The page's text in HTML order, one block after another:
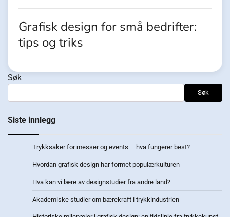
Grafisk design for små bedrifter:
tips og triks
Søk
Søk
Siste innlegg
Trykksaker for messer og events – hva fungerer best?
Hvordan grafisk design har formet populærkulturen
Hva kan vi lære av designstudier fra andre land?
Akademiske studier om bærekraft i trykkindustrien